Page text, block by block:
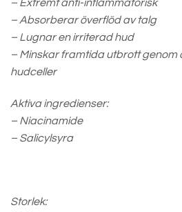
– Extremt anti-inflammatorisk
– Absorberar överflöd av talg
– Lugnar en irriterad hud
– Minskar framtida utbrott
hudceller
Aktiva ingredienser:
– Niacinamide
– Salicylsyra
Storlek: